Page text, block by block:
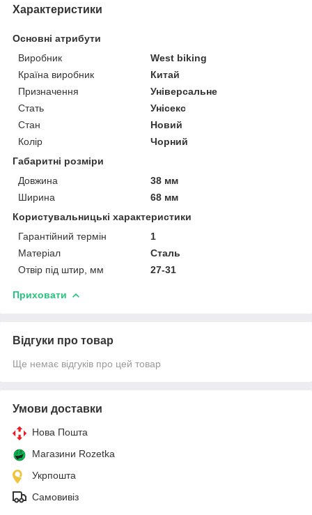
Характеристики
Основні атрибути
Виробник
West biking
Країна виробник
Китай
Призначення
Універсальне
Стать
Унісекс
Стан
Новий
Колір
Чорний
Габаритні розміри
Довжина
38 мм
Ширина
68 мм
Користувальницькі характеристики
Гарантійний термін
1
Матеріал
Сталь
Отвір під штир, мм
27-31
Приховати
Відгуки про товар
Ще немає відгуків про цей товар
Умови доставки
Нова Пошта
Магазини Rozetka
Укрпошта
Самовивіз